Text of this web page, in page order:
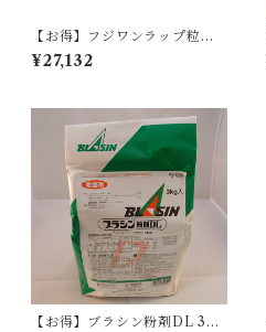
【お得】フジワンラップ粒剤 3
kg 【1箱】6袋
¥27,132
【お得】ブラシン粉剤DL 3ｋ